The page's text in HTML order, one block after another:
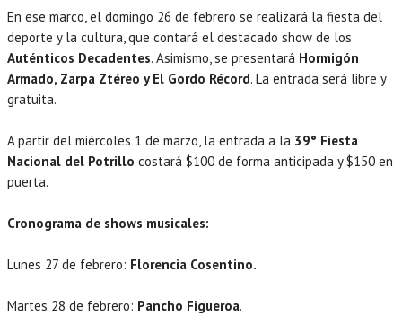
En ese marco, el domingo 26 de febrero se realizará la fiesta del
deporte y la cultura, que contará el destacado show de los
Auténticos Decadentes. Asimismo, se presentará Hormigón
Armado, Zarpa Ztéreo y El Gordo Récord. La entrada será libre y
gratuita.
A partir del miércoles 1 de marzo, la entrada a la 39° Fiesta
Nacional del Potrillo costará $100 de forma anticipada y $150 en
puerta.
Cronograma de shows musicales:
Lunes 27 de febrero: Florencia Cosentino.
Martes 28 de febrero: Pancho Figueroa.